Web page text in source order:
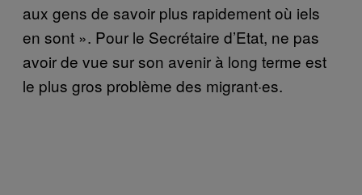
aux gens de savoir plus rapidement où iels
en sont ». Pour le Secrétaire d’Etat, ne pas
avoir de vue sur son avenir à long terme est
le plus gros problème des migrant·es.